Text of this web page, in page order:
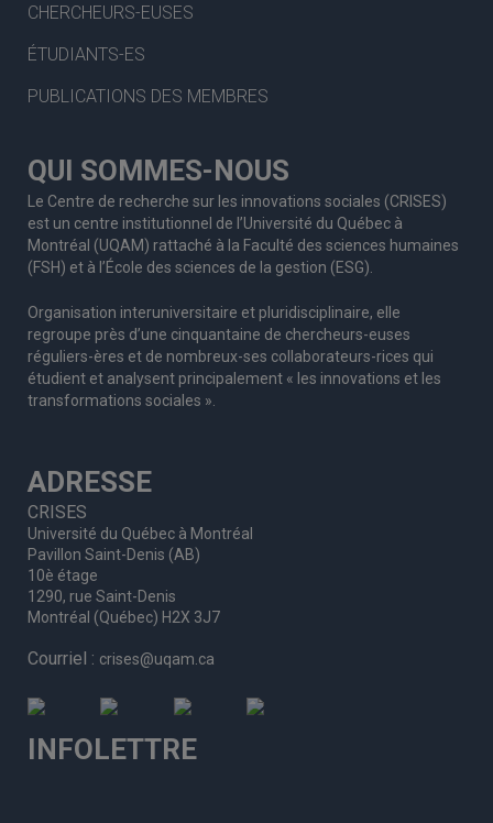
CHERCHEURS-EUSES
ÉTUDIANTS-ES
PUBLICATIONS DES MEMBRES
QUI SOMMES-NOUS
Le Centre de recherche sur les innovations sociales (CRISES)
est un centre institutionnel de l’Université du Québec à
Montréal (UQAM) rattaché à la Faculté des sciences humaines
(FSH) et à l’École des sciences de la gestion (ESG).
Organisation interuniversitaire et pluridisciplinaire, elle
regroupe près d’une cinquantaine de chercheurs-euses
réguliers-ères et de nombreux-ses collaborateurs-rices qui
étudient et analysent principalement « les innovations et les
transformations sociales ».
ADRESSE
CRISES
Université du Québec à Montréal
Pavillon Saint-Denis (AB)
10è étage
1290, rue Saint-Denis
Montréal (Québec) H2X 3J7
Courriel : crises@uqam.ca
INFOLETTRE